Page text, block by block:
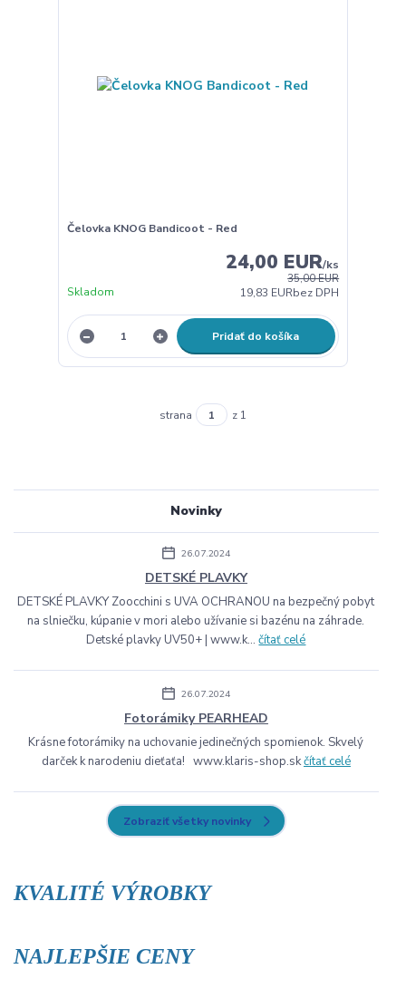
Čelovka KNOG Bandicoot - Red
35,00 EUR
24,00 EUR/ks
19,83 EURbez DPH
Skladom
Pridať do košíka
strana z 1
Novinky
26.07.2024
DETSKÉ PLAVKY
DETSKÉ PLAVKY Zoocchini s UVA OCHRANOU na bezpečný pobyt
na slniečku, kúpanie v mori alebo užívanie si bazénu na záhrade.
Detské plavky UV50+ | www.k...čítať celé
26.07.2024
Fotorámiky PEARHEAD
Krásne fotorámiky na uchovanie jedinečných spomienok. Skvelý
darček k narodeniu dieťaťa! www.klaris-shop.skčítať celé
Zobraziť všetky novinky
KVALITÉ VÝROBKY
NAJLEPŠIE CENY